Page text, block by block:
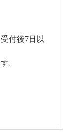
付後7日以
。